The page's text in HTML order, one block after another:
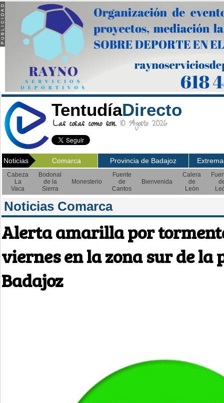
TentudíaDirecto
Las cosas como son. 10 Agosto 2026
Noticias Comarca Provincia de Badajoz
Cabeza
La
Vaca
Bodonal
de la
Sierra
Monesterio
Fuente
de
Cantos
Bienvenida
Calera
de
León
Noticias Comarca
Alerta amarilla por
viernes en la zona sur de la
Badajoz